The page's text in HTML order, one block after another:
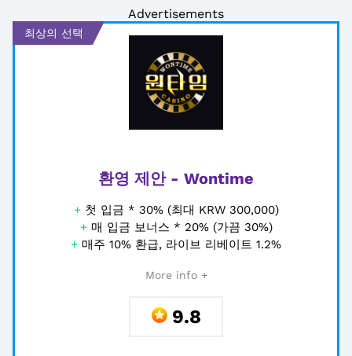
Advertisements
최상의 선택
환영 제안 - Wontime
+ 첫 입금 * 30% (최대 KRW 300,000)
+ 매 입금 보너스 * 20% (가끔 30%)
+ 매주 10% 환급, 라이브 리베이트 1.2%
More info +
9.8